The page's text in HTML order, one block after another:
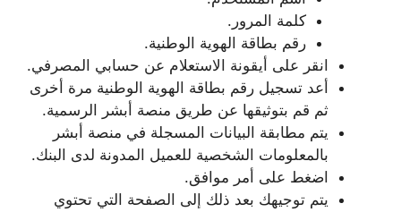
كلمة المرور.
رقم بطاقة الهوية الوطنية.
انقر على أيقونة الاستعلام عن حسابي المصرفي.
أعد تسجيل رقم بطاقة الهوية الوطنية مرة أخرى
ثم قم بتوثيقها عن طريق منصة أبشر الرسمية.
يتم مطابقة البيانات المسجلة في منصة أبشر
بالمعلومات الشخصية للعميل المدونة لدى البنك.
اضغط على أمر موافق.
يتم توجيهك بعد ذلك إلى الصفحة التي تحتوي